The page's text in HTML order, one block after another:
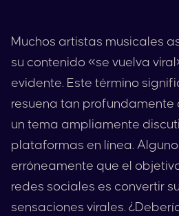
Muchos artistas musicales
su contenido «se vuelva
evidente. Este término
resuena tan profundamente
un tema ampliamente
plataformas en línea.
erróneamente que el
redes sociales es convertir
sensaciones virales.